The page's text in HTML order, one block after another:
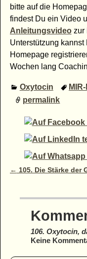
bitte auf die
findest Du ein Video
Anleitungsvideozur
Unterstützung
Homepage
Wochen lang
Oxytocin
permalink
← 105. Die Stärke der
106. Oxytocin,
Keine